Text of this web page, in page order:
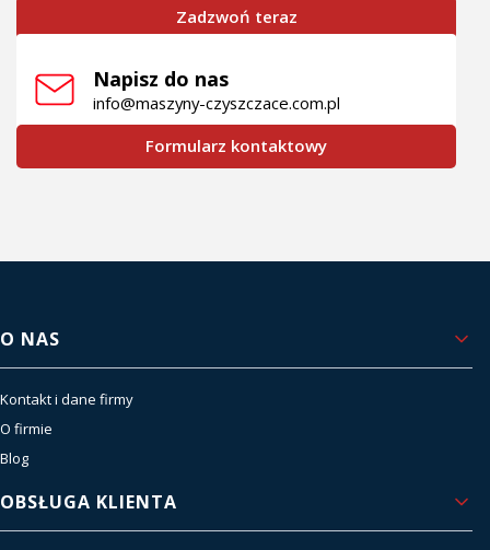
Zadzwoń teraz
Napisz do nas
info@maszyny-czyszczace.com.pl
Formularz kontaktowy
Linki w stopce
O NAS
Kontakt i dane firmy
O firmie
Blog
OBSŁUGA KLIENTA